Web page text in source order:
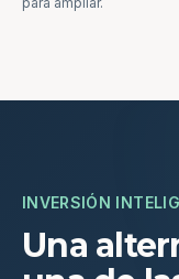
INVERSIÓN
Una